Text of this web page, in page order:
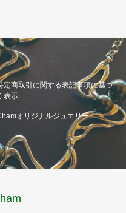
定商取引に関する表記事項に基づ
表示
オリジナルジュエリー